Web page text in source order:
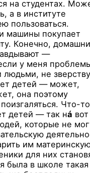
на студентах.
а в институте
пользоваться.
машины покупает
Конечно,
—
у меня
людьми, не
детей — может,
она поэтому
Что-то
детей — так нá вот
которые не
им
для них
была в школе такая